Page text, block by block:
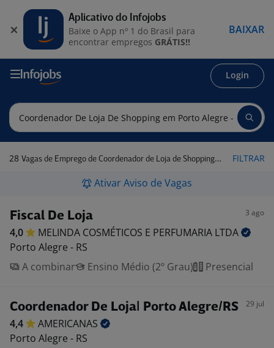
Login
28 Vagas de Emprego de Coordenador de Loja de Shopping em Porto Alegre - RS FILTRAR
Ativar Aviso de Vagas
Fiscal De Loja 3 ago
4,0 MELINDA COSMÉTICOS E PERFUMARIA LTDA
Porto Alegre - RS
A combinar
Ensino Médio (2º Grau) Presencial
Coordenador De Loja| Porto Alegre/RS 29 jul
4,4
AMERICANAS
Porto Alegre - RS
Aplicativo do Infojobs
Baixe o App nº 1 do Brasil para
encontrar empregos GRÁTIS!!
BAIXAR